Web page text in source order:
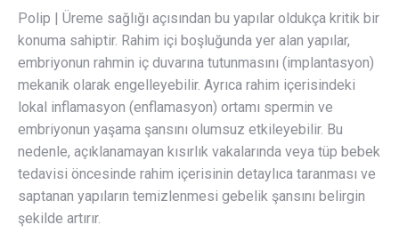
Polip | Üreme sağlığı açısından bu yapılar oldukça kritik bir
konuma sahiptir. Rahim içi boşluğunda yer alan yapılar,
embriyonun rahmin iç duvarına tutunmasını (implantasyon)
mekanik olarak engelleyebilir. Ayrıca rahim içerisindeki
lokal inflamasyon (enflamasyon) ortamı spermin ve
embriyonun yaşama şansını olumsuz etkileyebilir. Bu
nedenle, açıklanamayan kısırlık vakalarında veya tüp bebek
tedavisi öncesinde rahim içerisinin detaylıca taranması ve
saptanan yapıların temizlenmesi gebelik şansını belirgin
şekilde artırır.